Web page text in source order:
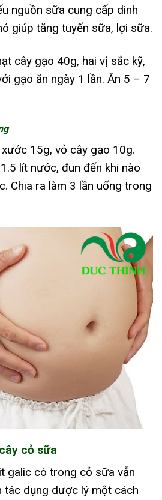
nguồn sữa cung cấp dinh
giúp tăng tuyến sữa, lợi sữa.
cây gạo 40g, hai vị sắc kỹ,
gạo ăn ngày 1 lần. Ăn 5 – 7
15g, vỏ cây gạo 10g.
lít nước, đun đến khi nào
Chia ra làm 3 lần uống trong
cỏ sữa
galic có trong cỏ sữa vẫn
tác dụng dược lý một cách